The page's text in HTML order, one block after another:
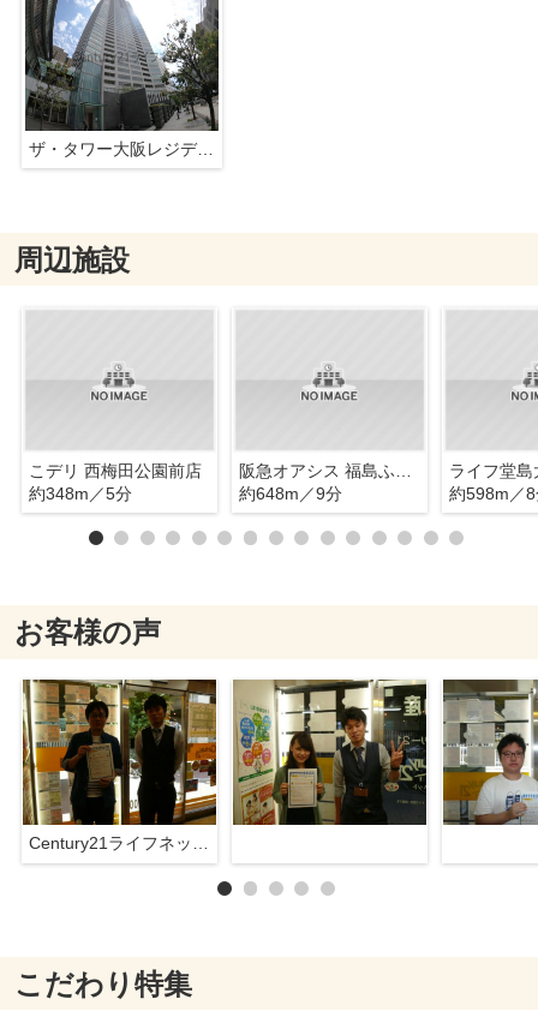
ザ・タワー大阪レジデンス
周辺施設
こデリ 西梅田公園前店
約348m／5分
約648m／9分
ライフ堂島
約598m／
お客様の声
こだわり特集